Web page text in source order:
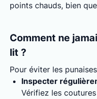
points chauds, bien
Comment ne
lit ?
Pour éviter les
Inspecter
Vérifiez les